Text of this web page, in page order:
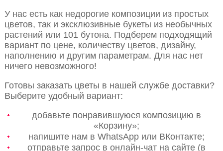
У нас есть как недорогие композиции из простых
цветов, так и эксклюзивные букеты из необычных
растений или 101 бутона. Подберем подходящий
вариант по цене, количеству цветов, дизайну,
наполнению и другим параметрам. Для нас нет
ничего невозможного!
Готовы заказать цветы в нашей службе доставки?
Выберите удобный вариант:
добавьте понравившуюся композицию в
«Корзину»;
напишите нам в WhatsApp или ВКонтакте;
отправьте запрос в онлайн-чат на сайте (в